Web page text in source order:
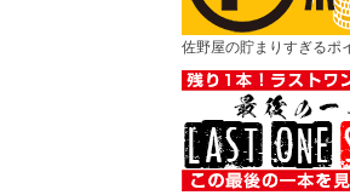
佐野屋の貯まりすぎるポ